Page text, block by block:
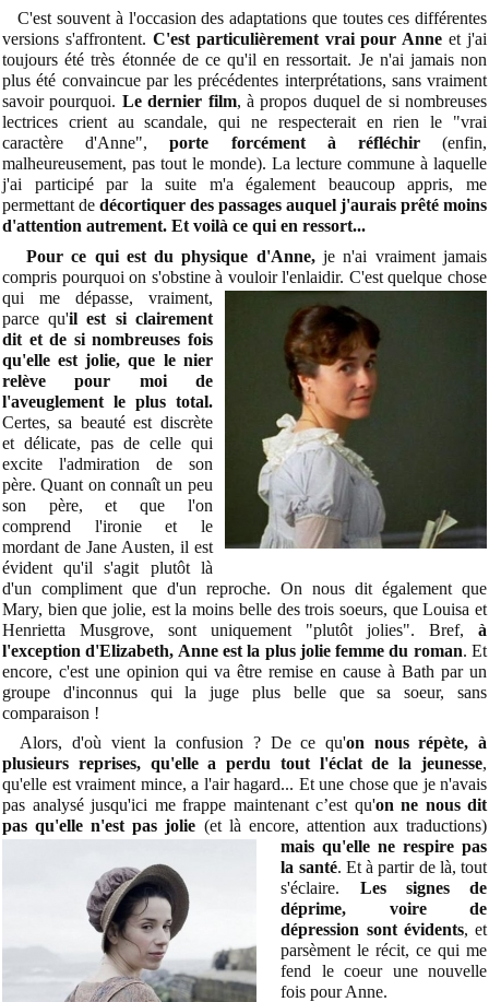
C'est souvent à l'occasion des adaptations que toutes ces différentes
versions s'affrontent. C'est particulièrement vrai pour Anne et j'ai
toujours été très étonnée de ce qu'il en ressortait. Je n'ai jamais non
plus été convaincue par les précédentes interprétations, sans vraiment
savoir pourquoi. Le dernier film, à propos duquel de si nombreuses
lectrices crient au scandale, qui ne respecterait en rien le "vrai
caractère d'Anne",porte forcément à réfléchir(enfin,
malheureusement, pas tout le monde). La lecture commune à laquelle
j'ai participé par la suite m'a également beaucoup appris, me
permettant de décortiquer des passages auquel j'aurais prêté moins
d'attention autrement. Et voilà ce qui en ressort...
Pour ce qui est du physique d'Anne,je n'ai vraiment jamais
compris pourquoi on s'obstine à vouloir l'enlaidir. C'est quelque chose
qui me dépasse, vraiment,
parce qu'il est si clairement
dit et de si nombreuses fois
qu'elle est jolie, que le nier
relève pour moi de
l'aveuglement le plus total.
Certes, sa beauté est discrète
et délicate, pas de celle qui
excite l'admiration de son
père. Quant on connaît un peu
son père, et que l'on
comprend l'ironie et le
mordant de Jane Austen, il est
évident qu'il s'agit plutôt là
d'un compliment que d'un reproche. On nous dit également que
Mary, bien que jolie, est la moins belle des trois soeurs, que Louisa et
Henrietta Musgrove, sont uniquement "plutôt jolies". Bref, à
l'exception d'Elizabeth, Anne est la plus jolie femme du roman. Et
encore, c'est une opinion qui va être remise en cause à Bath par un
groupe d'inconnus qui la juge plus belle que sa soeur, sans
comparaison !
Alors, d'où vient la confusion ? De ce qu'on nous répète, à
plusieurs reprises, qu'elle a perdu tout l'éclat de la jeunesse,
qu'elle est vraiment mince, a l'air hagard... Et une chose que je n'avais
pas analysé jusqu'ici me frappe maintenant c’est qu'on ne nous dit
pas qu'elle n'est pas jolie (et là encore, attention aux traductions)
mais qu'elle ne respire pas
la santé. Et à partir de là, tout
s'éclaire. Les signes de
déprime, voire de
dépression sont évidents, et
parsèment le récit, ce qui me
fend le coeur une nouvelle
fois pour Anne.